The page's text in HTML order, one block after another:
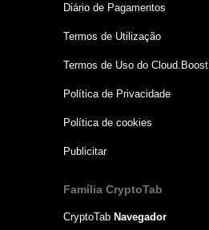
Diário de Pagamentos
Termos de Utilização
Termos de Uso do Cloud.Boost
Política de Privacidade
Política de cookies
Publicitar
Família CryptoTab
CryptoTab Navegador